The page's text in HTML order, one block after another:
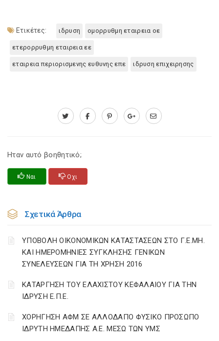
Ετικέτες: ιδρυση ομορρυθμη εταιρεια οε
ετερορρυθμη εταιρεια εε
εταιρεια περιορισμενης ευθυνης επε ιδρυση επιχειρησης
Ηταν αυτό βοηθητικό;
Ναι Οχι
Σχετικά Άρθρα
ΥΠΟΒΟΛΗ ΟΙΚΟΝΟΜΙΚΩΝ ΚΑΤΑΣΤΑΣΕΩΝ ΣΤΟ Γ.Ε.ΜΗ.
ΚΑΙ ΗΜΕΡΟΜΗΝΙΕΣ ΣΥΓΚΛΗΣΗΣ ΓΕΝΙΚΩΝ
ΣΥΝΕΛΕΥΣΕΩΝ ΓΙΑ ΤΗ ΧΡΗΣΗ 2016
ΚΑΤΑΡΓΗΣΗ ΤΟΥ ΕΛΑΧΙΣΤΟΥ ΚΕΦΑΛΑΙΟΥ ΓΙΑ ΤΗΝ
ΙΔΡΥΣΗ Ε.Π.Ε.
ΧΟΡΗΓΗΣΗ ΑΦΜ ΣΕ ΑΛΛΟΔΑΠΟ ΦΥΣΙΚΟ ΠΡΟΣΩΠΟ
ΙΔΡΥΤΗ ΗΜΕΔΑΠΗΣ Α.Ε. ΜΕΣΩ ΤΩΝ ΥΜΣ